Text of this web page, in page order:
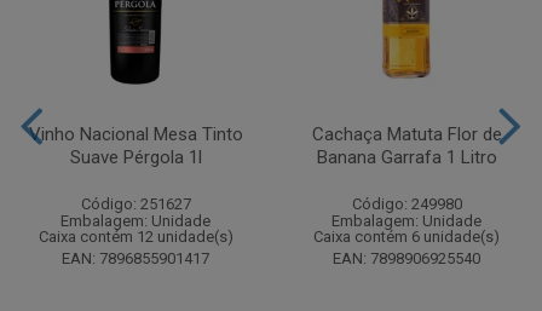
Vinho Nacional Mesa Tinto
Suave Pérgola 1l
Código: 251627
Embalagem: Unidade
Caixa contém 12 unidade(s)
EAN: 7896855901417
Cachaça Matuta Flor de
Banana Garrafa 1 Litro
Código: 249980
Embalagem: Unidade
Caixa contém 6 unidade(s)
EAN: 7898906925540